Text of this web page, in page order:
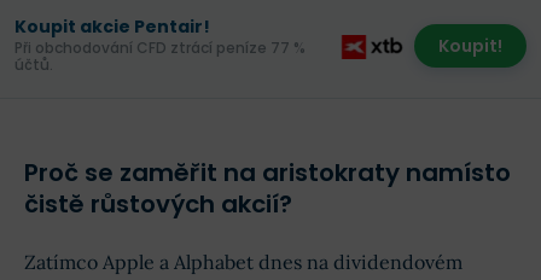
Koupit akcie Pentair!
Při obchodování CFD ztrácí peníze 77 %
účtů.
Koupit!
Proč se zaměřit na aristokraty namísto
čistě růstových akcií?
Zatímco Apple a Alphabet dnes na dividendovém